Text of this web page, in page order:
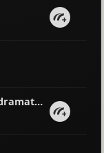
La vie est une comédie dramatique